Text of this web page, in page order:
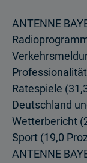
ANTENNE
Ratespiele
Deutschland
Wetterbericht
Sport (19,0
ANTENNE